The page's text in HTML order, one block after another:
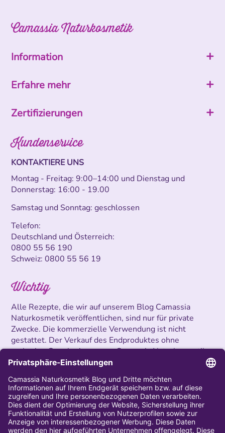
Camassia Naturkosmetik
Information
Erfahre mehr
Kundenservice
KONTAKTIERE UNS
Montag - Freitag: 9:00–14:00 und Dienstag und
Donnerstag: 16:00 - 19.00
Samstag und Sonntag: geschlossen
Telefon:
Deutschland und Österreich:
0800 55 56 190
Schweiz:0800 55 56 19
Wichtig
Alle Rezepte, die wir auf unserem Blog Camassia
Naturkosmetik veröffentlichen, sind nur für private
Zwecke. Die kommerzielle Verwendung ist nicht
gestattet. Der Verkauf des Endproduktes ohne
vorherige Genehmigung von Camassia Naturkosmetik
ist untersagt.
Zertifizierungen